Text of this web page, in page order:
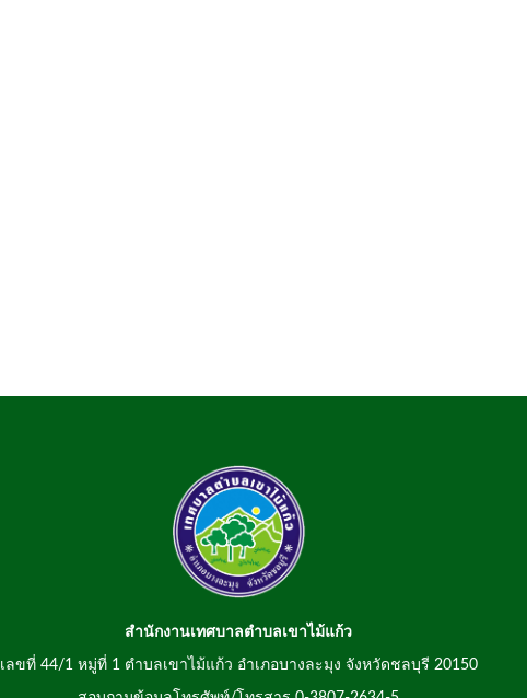
สำนักงานเทศบาลตำบลเขาไม้แก้ว
เลขที่ 44/1 หมู่ที่ 1 ตำบลเขาไม้แก้ว อำเภอบางละมุง จังหวัดชลบุรี 20150